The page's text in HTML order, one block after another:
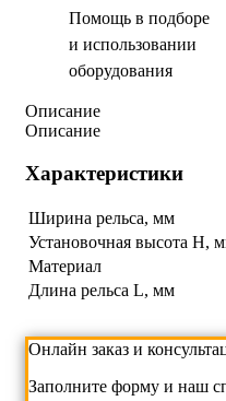
Помощь в подборе
и использовании
оборудования
Описание
Описание
Характеристики
Ширина рельса, мм
Установочная высота H,
Материал
Длина рельса L, мм
Онлайн заказ и
Заполните форму и наш